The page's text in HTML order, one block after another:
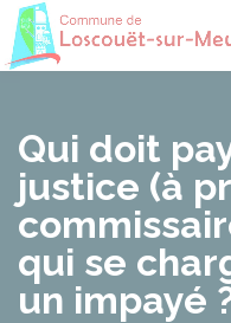
Qui doit
justice (à
qui se
un impayé